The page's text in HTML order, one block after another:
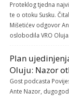
Proteklog tjedna
te o otoku Susku.
Mišetićev odgovor
oslobodila VRO Oluja.
Plan
Oluju: Nazor
Gost podcasta
Ante Nazor,